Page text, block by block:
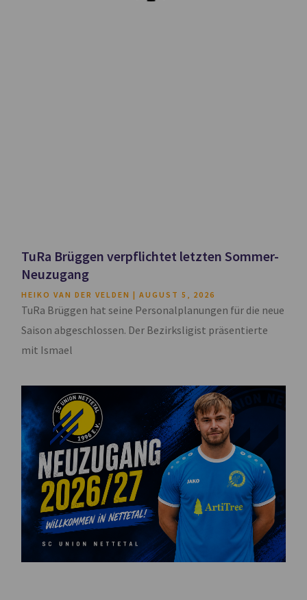
TuRa Brüggen verpflichtet letzten Sommer-
Neuzugang
HEIKO VAN DER VELDEN AUGUST 5, 2026
TuRa Brüggen hat seine Personalplanungen für die neue
Saison abgeschlossen. Der Bezirksligist präsentierte
mit Ismael